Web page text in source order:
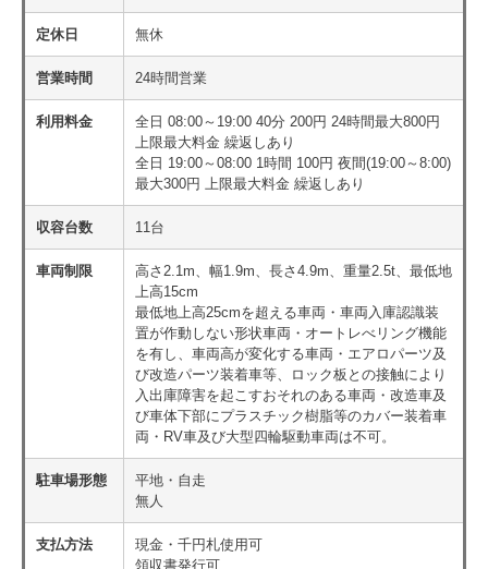
定休日 無休
営業時間 24時間営業
利用料金
全日 08:00～19:00 40分 200円 24時間最大800円
上限最大料金 繰返しあり
全日 19:00～08:00 1時間 100円 夜間(19:00～8:00)
最大300円 上限最大料金 繰返しあり
収容台数 11台
車両制限
高さ2.1m、幅1.9m、長さ4.9m、重量2.5t、最低地
上高15cm
最低地上高25cmを超える車両・車両入庫認識装
置が作動しない形状車両・オートレべリング機能
を有し、車両高が変化する車両・エアロパーツ及
び改造パーツ装着車等、ロック板との接触により
入出庫障害を起こすおそれのある車両・改造車及
び車体下部にプラスチック樹脂等のカバー装着車
両・RV車及び大型四輪駆動車両は不可。
駐車場形態
平地・自走
無人
支払方法
現金・千円札使用可
領収書発行可